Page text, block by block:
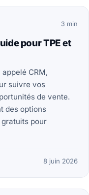
3 min
pour TPE et
CRM,
suivre vos
de vente.
des options
gratuits pour
8 juin 2026